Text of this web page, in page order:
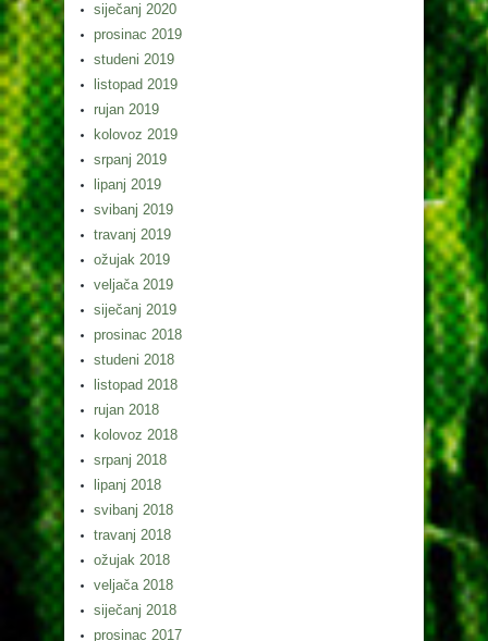
siječanj 2020
prosinac 2019
studeni 2019
listopad 2019
rujan 2019
kolovoz 2019
srpanj 2019
lipanj 2019
svibanj 2019
travanj 2019
ožujak 2019
veljača 2019
siječanj 2019
prosinac 2018
studeni 2018
listopad 2018
rujan 2018
kolovoz 2018
srpanj 2018
lipanj 2018
svibanj 2018
travanj 2018
ožujak 2018
veljača 2018
siječanj 2018
prosinac 2017